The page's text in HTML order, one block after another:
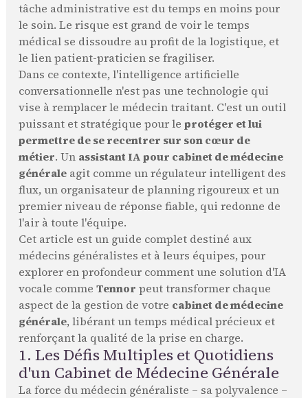
tâche administrative est du temps en moins pour
le soin. Le risque est grand de voir le temps
médical se dissoudre au profit de la logistique, et
le lien patient-praticien se fragiliser.
Dans ce contexte, l'intelligence artificielle
conversationnelle n'est pas une technologie qui
vise à remplacer le médecin traitant. C'est un outil
puissant et stratégique pour le protéger et lui
permettre de se recentrer sur son cœur de
métier. Un assistant IA pour cabinet de médecine
généraleagit comme un régulateur intelligent des
flux, un organisateur de planning rigoureux et un
premier niveau de réponse fiable, qui redonne de
l'air à toute l'équipe.
Cet article est un guide complet destiné aux
médecins généralistes et à leurs équipes, pour
explorer en profondeur comment une solution d'IA
vocale comme Tennor peut transformer chaque
aspect de la gestion de votre cabinet de médecine
générale, libérant un temps médical précieux et
renforçant la qualité de la prise en charge.
1. Les Défis Multiples et Quotidiens
d'un Cabinet de Médecine Générale
La force du médecin généraliste – sa polyvalence –